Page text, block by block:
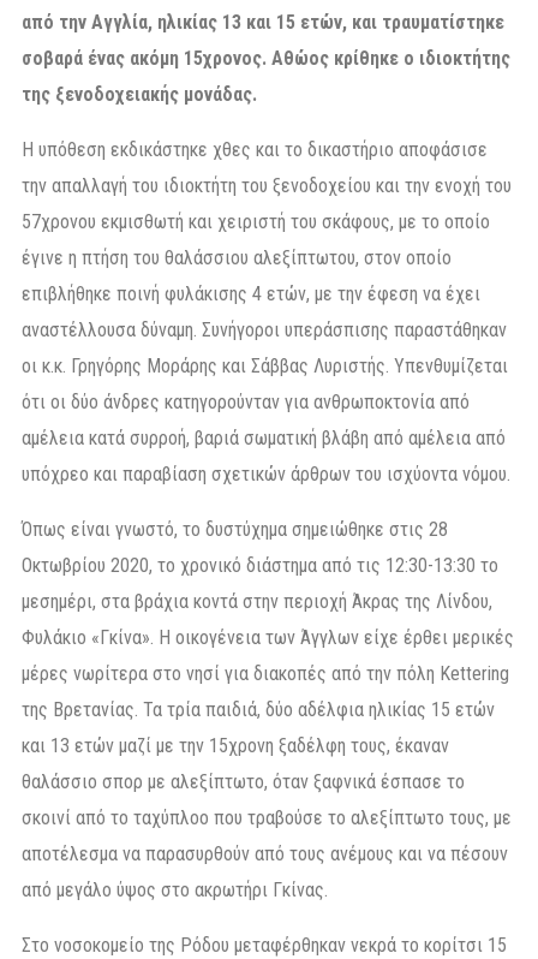
από την Αγγλία, ηλικίας 13 και 15 ετών, και τραυματίστηκε
σοβαρά ένας ακόμη 15χρονος. Αθώος κρίθηκε ο ιδιοκτήτης
της ξενοδοχειακής μονάδας.
Η υπόθεση εκδικάστηκε χθες και το δικαστήριο αποφάσισε
την απαλλαγή του ιδιοκτήτη του ξενοδοχείου και την ενοχή του
57χρονου εκμισθωτή και χειριστή του σκάφους, με το οποίο
έγινε η πτήση του θαλάσσιου αλεξίπτωτου, στον οποίο
επιβλήθηκε ποινή φυλάκισης 4 ετών, με την έφεση να έχει
αναστέλλουσα δύναμη. Συνήγοροι υπεράσπισης παραστάθηκαν
οι κ.κ. Γρηγόρης Μοράρης και Σάββας Λυριστής. Υπενθυμίζεται
ότι οι δύο άνδρες κατηγορούνταν για ανθρωποκτονία από
αμέλεια κατά συρροή, βαριά σωματική βλάβη από αμέλεια από
υπόχρεο και παραβίαση σχετικών άρθρων του ισχύοντα νόμου.
Όπως είναι γνωστό, το δυστύχημα σημειώθηκε στις 28
Οκτωβρίου 2020, το χρονικό διάστημα από τις 12:30-13:30 το
μεσημέρι, στα βράχια κοντά στην περιοχή Άκρας της Λίνδου,
Φυλάκιο «Γκίνα». Η οικογένεια των Άγγλων είχε έρθει μερικές
μέρες νωρίτερα στο νησί για διακοπές από την πόλη Kettering
της Βρετανίας. Τα τρία παιδιά, δύο αδέλφια ηλικίας 15 ετών
και 13 ετών μαζί με την 15χρονη ξαδέλφη τους, έκαναν
θαλάσσιο σπορ με αλεξίπτωτο, όταν ξαφνικά έσπασε το
σκοινί από το ταχύπλοο που τραβούσε το αλεξίπτωτο τους, με
αποτέλεσμα να παρασυρθούν από τους ανέμους και να πέσουν
από μεγάλο ύψος στο ακρωτήρι Γκίνας.
Στο νοσοκομείο της Ρόδου μεταφέρθηκαν νεκρά το κορίτσι 15